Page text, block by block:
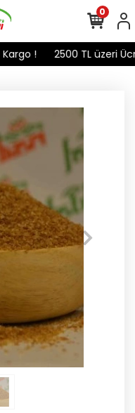
! 2500 TL üzeri
0